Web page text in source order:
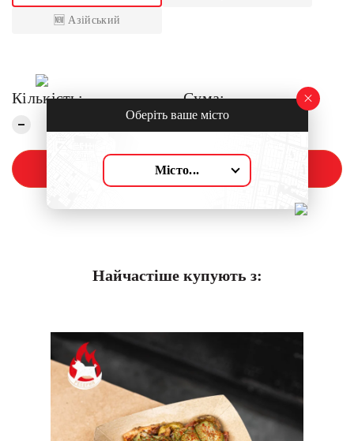
🆕 Азійський
Кількість: Сума:
399 грн
Замовити
Найчастіше купують з:
Оберіть ваше місто
Місто...